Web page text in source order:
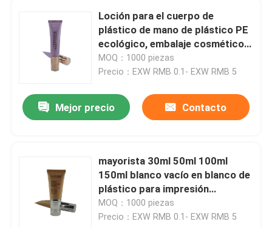
Loción para el cuerpo de
plástico de mano de plástico PE
ecológico, embalaje cosmético
suave, tubo de compresión
MOQ：1000 piezas
Precio：EXW RMB 0.1- EXW RMB 5
Mejor precio Contacto
mayorista 30ml 50ml 100ml
150ml blanco vacío en blanco de
plástico para impresión
cosmética para cuidado de la
piel y limpieza facial tubo con
MOQ：1000 piezas
Precio：EXW RMB 0.1- EXW RMB 5